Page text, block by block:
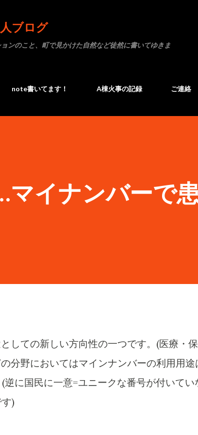
ブログ
ンのこと、町で見かけた自然など徒然に書いてゆきま
note書いてます！ A棟火事の記録 ご連絡
マイナンバーで
しての新しい方向性の一つです。(医療・保
分野においてはマインナンバーの利用用途
に国民に一意=ユニークな番号が付いてい
)